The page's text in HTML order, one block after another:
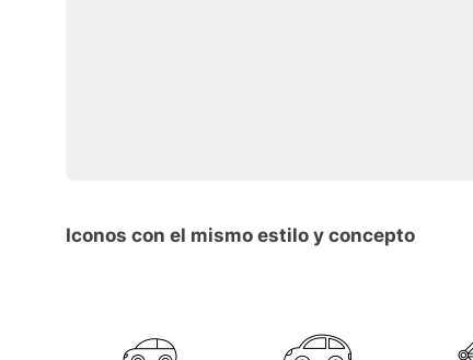
Iconos con el mismo estilo y concepto